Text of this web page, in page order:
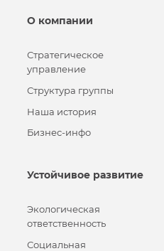
О компании
Стратегическое
управление
Структура группы
Наша история
Бизнес-инфо
Устойчивое развитие
Экологическая
ответственность
Социальная